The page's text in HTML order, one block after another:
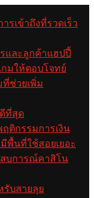
รเข้าถึงที่รวดเร็ว
และลูกค้าแฮปปี้
มให้ตอบโจทย์
ช่วยเพิ่ม
ที่สุด
ติกรรมการเงิน
พื้นที่ใช้สอยเยอะ
บการณ์คาสิโน
รับสายลุย